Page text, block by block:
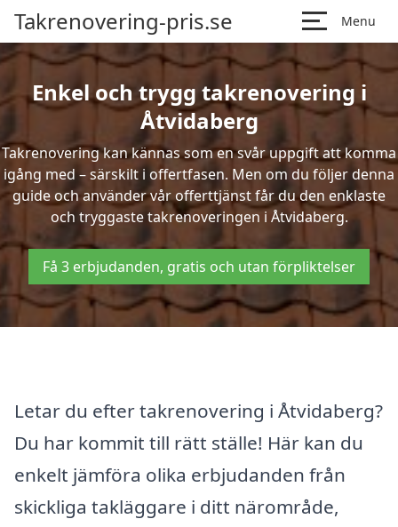
Takrenovering-pris.se Menu
Enkel och trygg takrenovering i
Åtvidaberg
Takrenovering kan kännas som en svår uppgift att komma
igång med – särskilt i offertfasen. Men om du följer denna
guide och använder vår offerttjänst får du den enklaste
och tryggaste takrenoveringen i Åtvidaberg.
Få 3 erbjudanden, gratis och utan förpliktelser
Letar du efter takrenovering i Åtvidaberg?
Du har kommit till rätt ställe! Här kan du
enkelt jämföra olika erbjudanden från
skickliga takläggare i ditt närområde,